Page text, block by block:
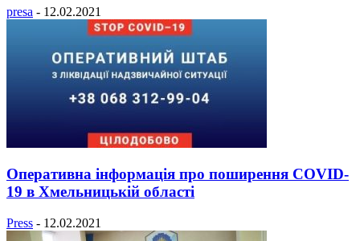
presa - 12.02.2021
Оперативна інформація про поширення COVID-
19 в Хмельницькій області
Press - 12.02.2021